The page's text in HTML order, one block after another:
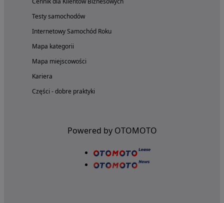
Testy samochodów
Internetowy Samochód Roku
Mapa kategorii
Mapa miejscowości
Kariera
Części - dobre praktyki
Powered by OTOMOTO